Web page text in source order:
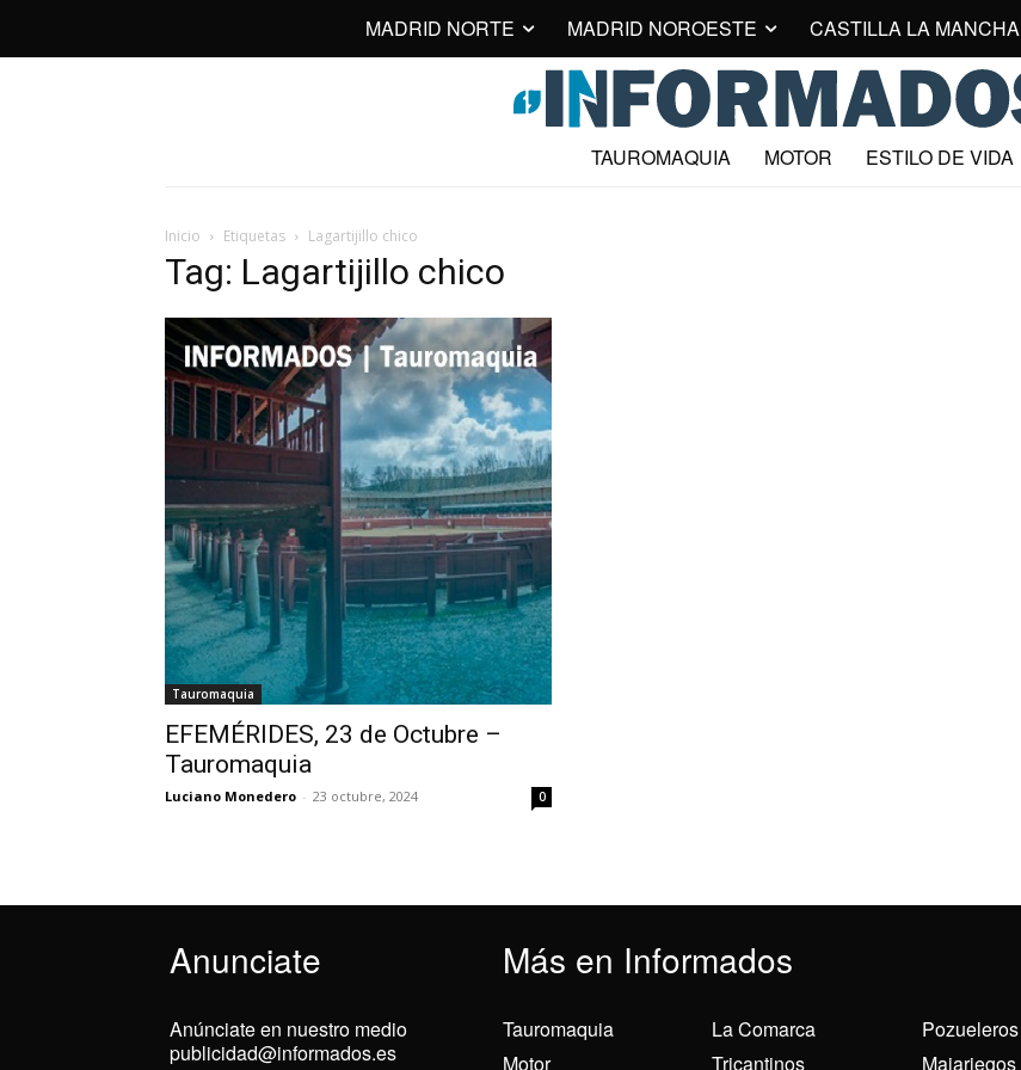
MADRID NORTE MADRID NOROESTE CASTILLA LA MANCHA
TAUROMAQUIA MOTOR ESTILO DE VIDA
Inicio Etiquetas Lagartijillo chico
Tag: Lagartijillo chico
Tauromaquia
EFEMÉRIDES, 23 de Octubre –
Tauromaquia
Luciano Monedero - 23 octubre, 2024 0
Anunciate Más en Informados
Anúnciate en nuestro medio
publicidad@informados.es
Tauromaquia
Motor
La Comarca
Tricantinos
Pozueleros
Majariegos